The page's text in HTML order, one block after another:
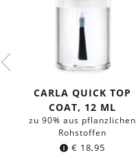
CARLA QUICK TOP
COAT, 12 ML
zu 90% aus pflanzlichen
Rohstoffen
€ 18,95